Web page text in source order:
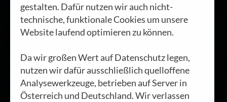
30.01.2024
gestalten. Dafür nutzen wir auch nicht-
technische, funktionale Cookies um unsere
Website laufend optimieren zu können.
Da wir großen Wert auf Datenschutz legen,
nutzen wir dafür ausschließlich quelloffene
Analysewerkzeuge, betrieben auf Server in
Österreich und Deutschland. Wir verlassen